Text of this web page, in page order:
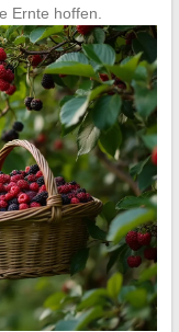
Ernte hoffen.